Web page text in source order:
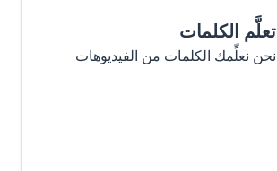
تعلَّم الكلمات
نحن نعلِّمك الكلمات من الفيديوهات